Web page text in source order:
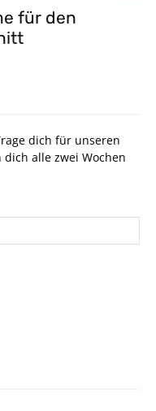
für den
dich für unseren
alle zwei Wochen